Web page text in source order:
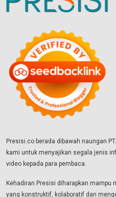
Presisi.co berada dibawah naungan
kami untuk menyajikan segala jenis
video kepada para pembaca.
Kehadiran Presisi diharapkan
yang konstruktif, kolaboratif dan